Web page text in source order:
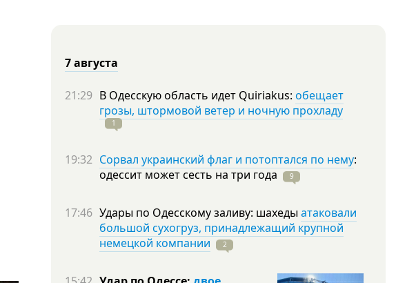
7 августа
21:29 В Одесскую область идет Quiriakus: обещает
грозы, штормовой ветер и ночную прохладу
1
19:32 Сорвал украинский флаг и потоптался по нему:
одессит может сесть на три года 9
17:46 Удары по Одесскому заливу: шахеды атаковали
большой сухогруз, принадлежащий крупной
немецкой компании
2